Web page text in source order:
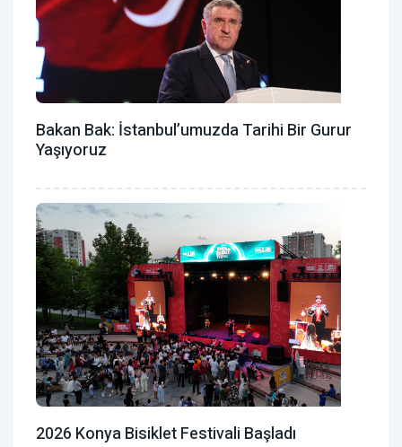
Bakan Bak: İstanbul’umuzda Tarihi Bir Gurur
Yaşıyoruz
2026 Konya Bisiklet Festivali Başladı